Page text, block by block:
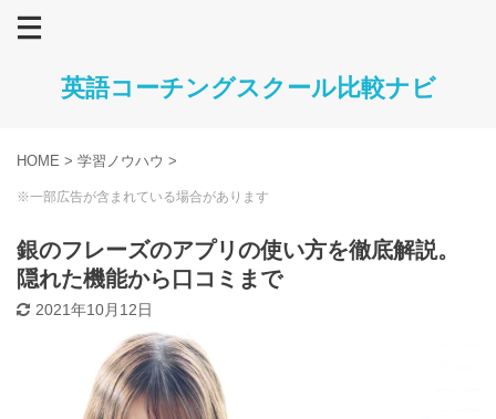
英語コーチングスクール比較ナビ
HOME > 学習ノウハウ >
※一部広告が含まれている場合があります
銀のフレーズのアプリの使い方を徹底解説。
隠れた機能から口コミまで
2021年10月12日